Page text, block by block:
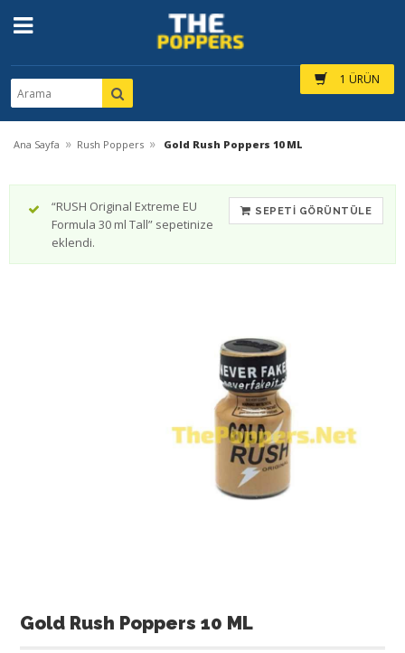
1 ÜRÜN
Ana Sayfa » Rush Poppers » Gold Rush Poppers 10 ML
SEPETI GÖRÜNTÜLE
“RUSH Original Extreme EU
Formula 30 ml Tall” sepetinize
eklendi.
Gold Rush Poppers 10 ML